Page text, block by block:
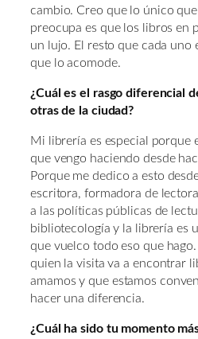
cambio. Creo que lo único
preocupa es que los libros en
un lujo. El resto que cada uno
que lo acomode.
¿Cuál es el rasgo diferencial
otras de la ciudad?
Mi librería es especial porque
que vengo haciendo desde
Porque me dedico a esto
escritora, formadora de
a las políticas públicas de
bibliotecología y la librería es
que vuelco todo eso que
quien la visita va a encontrar
amamos y que estamos
hacer una diferencia.
¿Cuál ha sido tu momento